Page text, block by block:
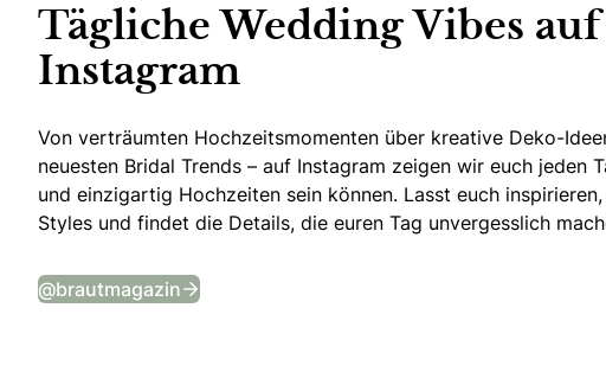
Tägliche Wedding Vibes auf
Instagram
Von verträumten Hochzeitsmomenten über kreative Deko-
neuesten Bridal Trends – auf Instagram zeigen wir euch jeden
und einzigartig Hochzeiten sein können. Lasst euch
Styles und findet die Details, die euren Tag unvergesslich
@brautmagazin